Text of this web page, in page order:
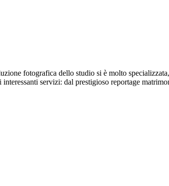
fotografica dello studio si è molto
servizi: dal prestigioso reportage